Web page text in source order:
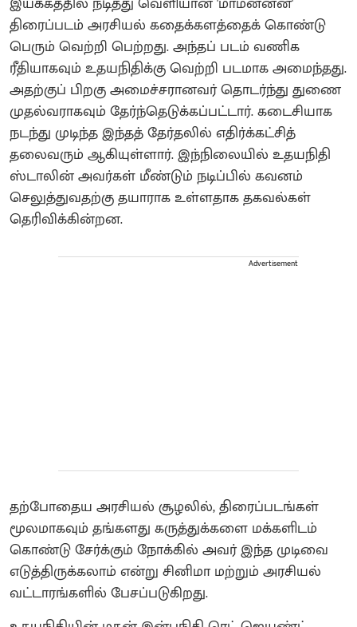
திரைப்படம் அரசியல் கதைக்களத்தைக் கொண்டு
பெரும் வெற்றி பெற்றது. அந்தப் படம் வணிக
ரீதியாகவும் உதயநிதிக்கு வெற்றி படமாக அமைந்தது.
அதற்குப் பிறகு அமைச்சரானவர் தொடர்ந்து துணை
முதல்வராகவும் தேர்ந்தெடுக்கப்பட்டார். கடைசியாக
நடந்து முடிந்த இந்தத் தேர்தலில் எதிர்க்கட்சித்
தலைவரும் ஆகியுள்ளார். இந்நிலையில் உதயநிதி
ஸ்டாலின் அவர்கள் மீண்டும் நடிப்பில் கவனம்
செலுத்துவதற்கு தயாராக உள்ளதாக தகவல்கள்
தெரிவிக்கின்றன.
Advertisement
தற்போதைய அரசியல் சூழலில், திரைப்படங்கள்
மூலமாகவும் தங்களது கருத்துக்களை மக்களிடம்
கொண்டு சேர்க்கும் நோக்கில் அவர் இந்த முடிவை
எடுத்திருக்கலாம் என்று சினிமா மற்றும் அரசியல்
வட்டாரங்களில் பேசப்படுகிறது.